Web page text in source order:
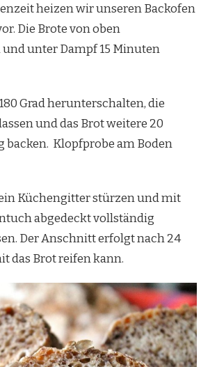
heizen wir unseren Backofen
Die Brote von oben
unter Dampf 15 Minuten
Grad herunterschalten, die
und das Brot weitere 20
backen. Klopfprobe am Boden
Küchengitter stürzen und mit
abgedeckt vollständig
Der Anschnitt erfolgt nach 24
das Brot reifen kann.